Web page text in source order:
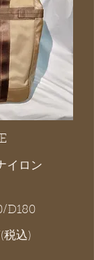
イロン
D180
税込)